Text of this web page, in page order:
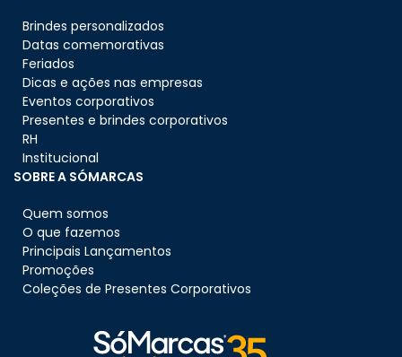
Brindes personalizados
Datas comemorativas
Feriados
Dicas e ações nas empresas
Eventos corporativos
Presentes e brindes corporativos
RH
Institucional
SOBRE A SÓMARCAS
Quem somos
O que fazemos
Principais Lançamentos
Promoções
Coleções de Presentes Corporativos